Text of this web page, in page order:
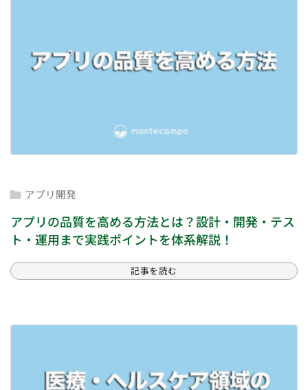
 アプリ開発
アプリの品質を高める方法とは？設計・開発・テス
ト・運用まで実践ポイントを体系解説！
記事を読む